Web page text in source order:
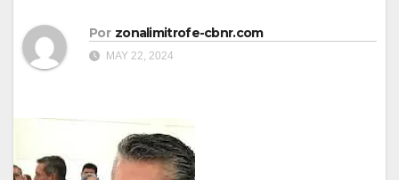
Por zonalimitrofe-cbnr.com
MAY 22, 2024